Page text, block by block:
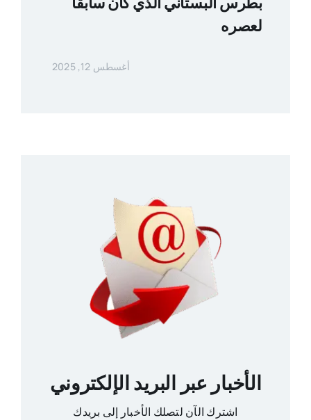
لعصره
أغسطس 12, 2025
الأخبار عبر البريد الإلكتروني
اشترك الآن لتصلك الأخبار إلى بريدك